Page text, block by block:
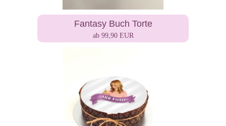
Fantasy Buch Torte
ab 99,90 EUR